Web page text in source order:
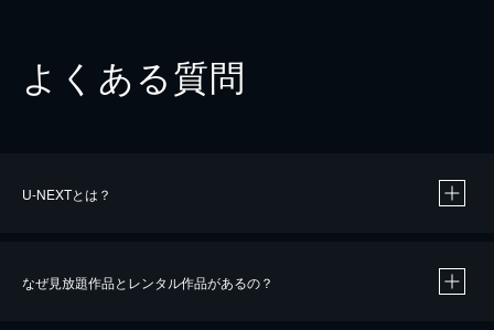
よくある質問
U-NEXTとは？
なぜ見放題作品とレンタル作品があるの？